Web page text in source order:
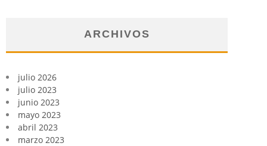
ARCHIVOS
julio 2026
julio 2023
junio 2023
mayo 2023
abril 2023
marzo 2023